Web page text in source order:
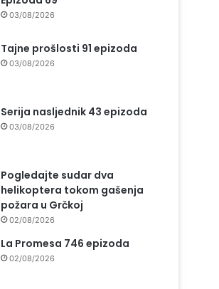
03/08/2026
Tajne prošlosti 91 epizoda
03/08/2026
Serija nasljednik 43 epizoda
03/08/2026
Pogledajte sudar dva
helikoptera tokom gašenja
požara u Grčkoj
02/08/2026
La Promesa 746 epizoda
02/08/2026